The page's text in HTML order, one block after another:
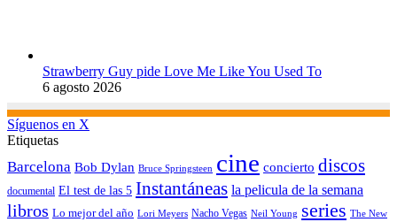
Strawberry Guy pide Love Me Like You Used To
6 agosto 2026
Síguenos en X
Etiquetas
Barcelona Bob Dylan Bruce Springsteen cine concierto discos
documental El test de las 5 Instantáneas la pelicula de la semana
libros Lo mejor del año Lori Meyers Nacho Vegas Neil Young series The New